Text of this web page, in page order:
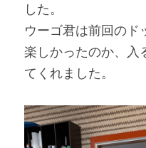
した。
ウーゴ君は前回のド
楽しかったのか、入
てくれました。